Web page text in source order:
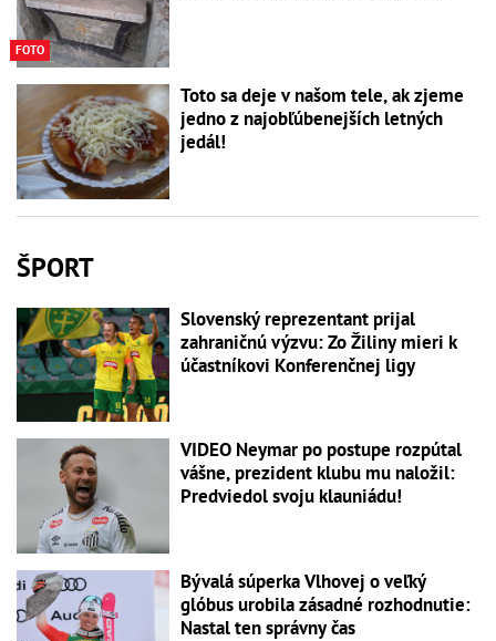
FOTO
Toto sa deje v našom tele, ak zjeme
jedno z najobľúbenejších letných
jedál!
ŠPORT
Slovenský reprezentant prijal
zahraničnú výzvu: Zo Žiliny mieri k
účastníkovi Konferenčnej ligy
VIDEO Neymar po postupe rozpútal
vášne, prezident klubu mu naložil:
Predviedol svoju klauniádu!
Bývalá súperka Vlhovej o veľký
glóbus urobila zásadné rozhodnutie:
Nastal ten správny čas